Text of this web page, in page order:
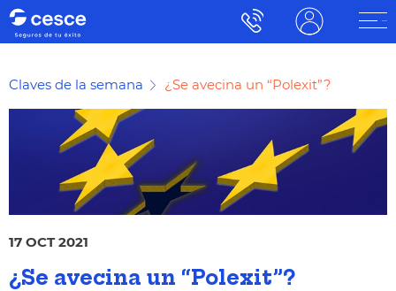
Claves de la semana ¿Se avecina un “Polexit”?
17 OCT 2021
¿Se avecina un “Polexit”?